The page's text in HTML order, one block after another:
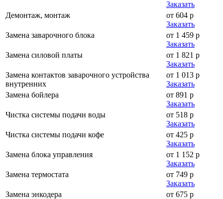
Заказать
Демонтаж, монтаж
от 604 р
Заказать
Замена заварочного блока
от 1 459 р
Заказать
Замена силовой платы
от 1 821 р
Заказать
Замена контактов заварочного устройства
внутренних
от 1 013 р
Заказать
Замена бойлера
от 891 р
Заказать
Чистка системы подачи воды
от 518 р
Заказать
Чистка системы подачи кофе
от 425 р
Заказать
Замена блока управления
от 1 152 р
Заказать
Замена термостата
от 749 р
Заказать
Замена энкодера
от 675 р